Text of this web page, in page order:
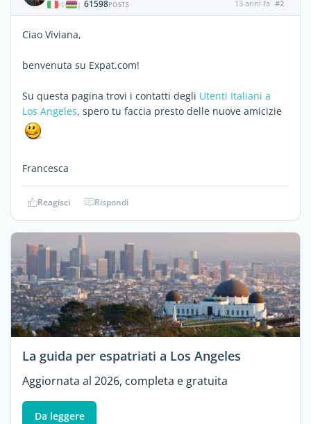
| 61598POSTS 13 anni fa #2
Ciao Viviana,
benvenuta su Expat.com!
Su questa pagina trovi i contatti degli Utenti Italiani a
Los Angeles, spero tu faccia presto delle nuove amicizie
Francesca
Reagisci Rispondi
La guida per espatriati a Los Angeles
Aggiornata al 2026, completa e gratuita
Da leggere